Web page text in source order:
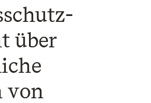
über
von